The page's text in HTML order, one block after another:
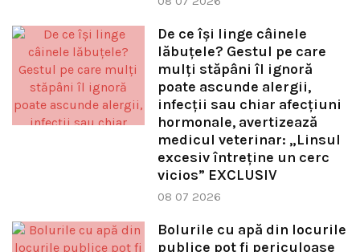
De ce își linge câinele
lăbuțele? Gestul pe care
mulți stăpâni îl ignoră
poate ascunde alergii,
infecții sau chiar afecțiuni
hormonale, avertizează
medicul veterinar: „Linsul
excesiv întreține un cerc
vicios” EXCLUSIV
08 07 2026
Bolurile cu apă din locurile
publice pot fi periculoase